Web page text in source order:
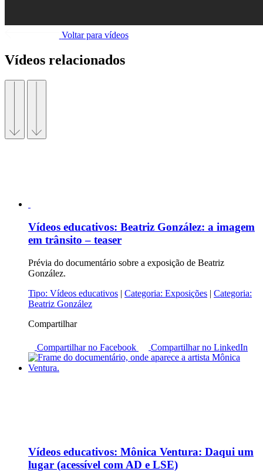
Voltar para vídeos
Vídeos relacionados
Vídeos educativos: Beatriz González: a imagem
em trânsito – teaser
Prévia do documentário sobre a exposição de Beatriz
González.
Tipo: Vídeos educativos | Categoria: Exposições | Categoria:
Beatriz González
Compartilhar
Compartilhar no Facebook Compartilhar no LinkedIn
Vídeos educativos: Mônica Ventura: Daqui um
lugar (acessível com AD e LSE)